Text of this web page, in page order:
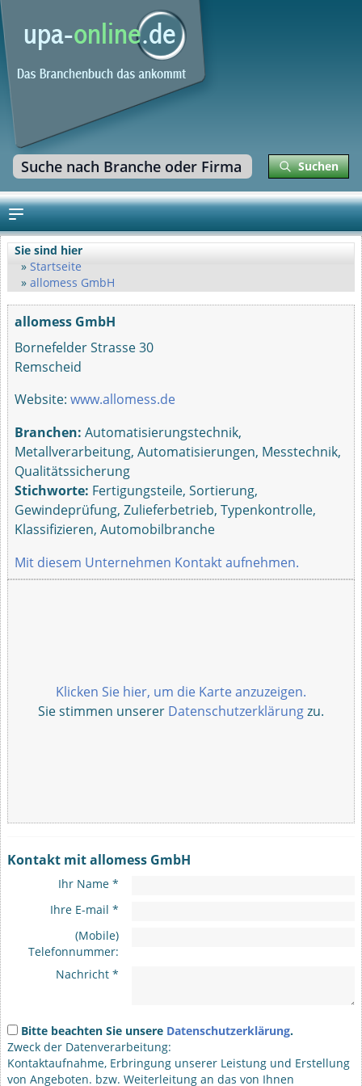
Suchen
Sie sind hier
Startseite
allomess GmbH
allomess GmbH
Bornefelder Strasse 30
Remscheid
Website: www.allomess.de
Branchen: Automatisierungstechnik,
Metallverarbeitung, Automatisierungen, Messtechnik,
Qualitätssicherung
Stichworte: Fertigungsteile, Sortierung,
Gewindeprüfung, Zulieferbetrieb, Typenkontrolle,
Klassifizieren, Automobilbranche
Mit diesem Unternehmen Kontakt aufnehmen.
Klicken Sie hier, um die Karte anzuzeigen.
Sie stimmen unserer Datenschutzerklärungzu.
Kontakt mit allomess GmbH
Ihr Name *
Ihre E-mail *
(Mobile)
Telefonnummer:
Nachricht *
Bitte beachten Sie unsere Datenschutzerklärung.
Zweck der Datenverarbeitung:
Kontaktaufnahme, Erbringung unserer Leistung und Erstellung
von Angeboten. bzw. Weiterleitung an das von Ihnen